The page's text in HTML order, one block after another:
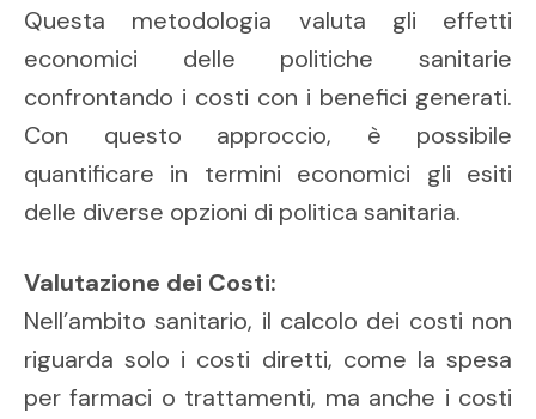
Questa metodologia valuta gli effetti
economici delle politiche sanitarie
confrontando i costi con i benefici generati.
Con questo approccio, è possibile
quantificare in termini economici gli esiti
delle diverse opzioni di politica sanitaria.
Valutazione dei Costi:
Nell’ambito sanitario, il calcolo dei costi non
riguarda solo i costi diretti, come la spesa
per farmaci o trattamenti, ma anche i costi